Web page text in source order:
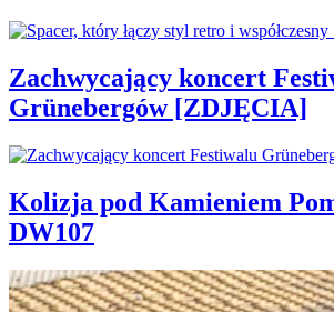
Zachwycający koncert
Grünebergów [ZDJĘCIA]
Kolizja pod Kamieniem
DW107